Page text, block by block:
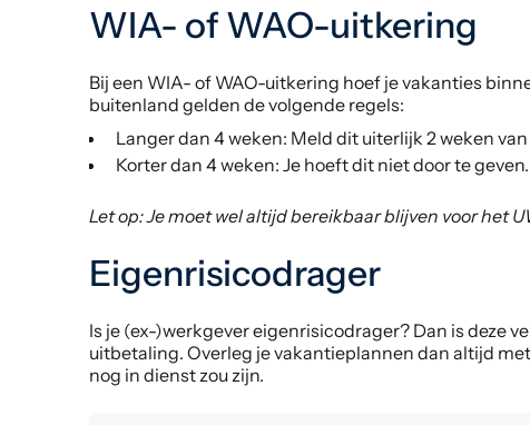
WIA- of WAO-uitkering
Bij een WIA- of WAO-uitkering hoef je vakanties
buitenland gelden de volgende regels:
Langer dan 4 weken: Meld dit uiterlijk 2 weken
Korter dan 4 weken: Je hoeft dit niet door te geven.
Let op: Je moet wel altijd bereikbaar blijven voor het
Eigenrisicodrager
Is je (ex-)werkgever eigenrisicodrager? Dan is deze
uitbetaling. Overleg je vakantieplannen dan altijd
nog in dienst zou zijn.